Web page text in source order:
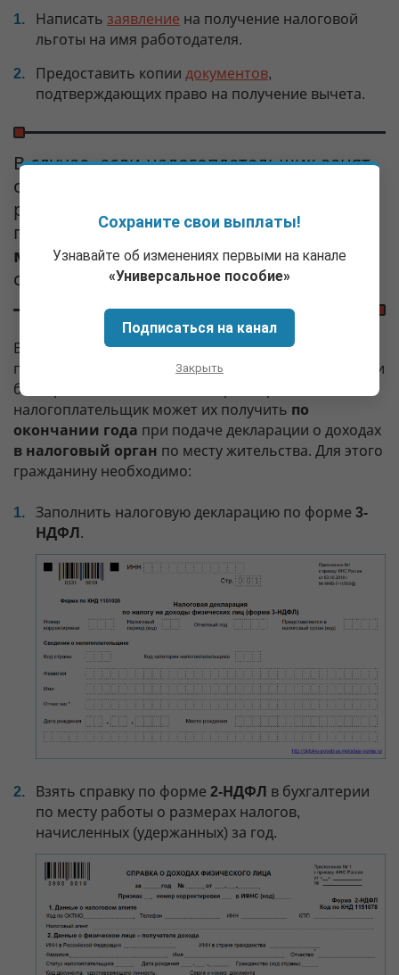
Написать заявление на получение налоговой
льготы на имя работодателя.
Предоставить копии документов,
подтверждающих право на получение вычета.
В случае, если налогоплательщик занят
одновременно у нескольких
работодателей, вычет по НДФЛ
предоставляетсятолько по одному из
мест трудоустройства— на выбор
сотрудника.
Если стандартные вычеты на детей не
предоставлялись работодателем в течение года или
были рассчитаны в меньшем размере, то
налогоплательщик может их получить по
окончании года при подаче декларации о доходах
в налоговый орган по месту жительства. Для этого
гражданину необходимо:
Заполнить налоговую декларацию по форме 3-
НДФЛ .
Взять справку по форме 2-НДФЛ в бухгалтерии
по месту работы о размерах налогов,
начисленных (удержанных) за год.
Сохраните свои выплаты!
Узнавайте об изменениях первыми на канале
«Универсальное пособие»
Подписаться на канал
Закрыть